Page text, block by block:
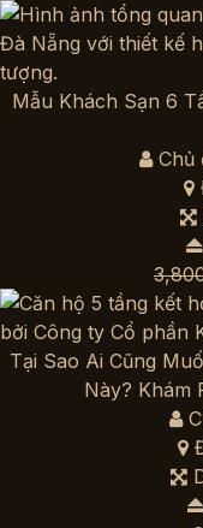
Mẫu Khách Sạn 6
Chủ
Tại Sao Ai Cũng
Này? Khám